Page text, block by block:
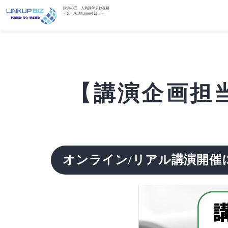
講演の匠 人気講師多数在籍
～延べ実績5,000件以上～
【講演企画
オンライン/リアル講演開催